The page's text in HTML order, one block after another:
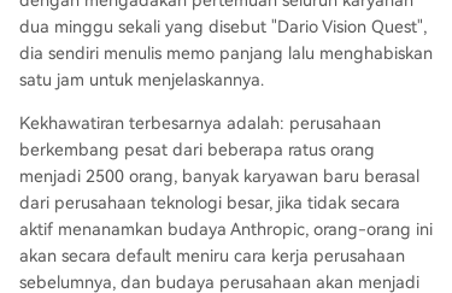
dua minggu sekali yang disebut "Dario Vision Quest",
dia sendiri menulis memo panjang lalu menghabiskan
satu jam untuk menjelaskannya.
Kekhawatiran terbesarnya adalah: perusahaan
berkembang pesat dari beberapa ratus orang
menjadi 2500 orang, banyak karyawan baru berasal
dari perusahaan teknologi besar, jika tidak secara
aktif menanamkan budaya Anthropic, orang-orang ini
akan secara default meniru cara kerja perusahaan
sebelumnya, dan budaya perusahaan akan menjadi